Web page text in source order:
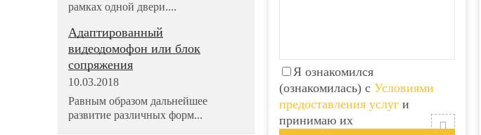
рамках одной двери....
Адаптированный
видеодомофон или блок
сопряжения
10.03.2018
Равным образом дальнейшее
развитие различных форм...
Я ознакомился
(ознакомилась) с Условиями
предоставления услуг и
принимаю их